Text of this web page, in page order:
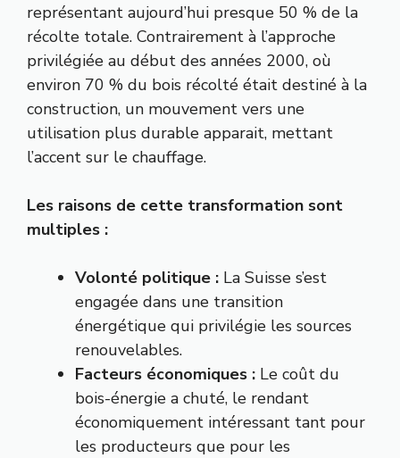
représentant aujourd’hui presque 50 % de la
récolte totale. Contrairement à l’approche
privilégiée au début des années 2000, où
environ 70 % du bois récolté était destiné à la
construction, un mouvement vers une
utilisation plus durable apparait, mettant
l’accent sur le chauffage.
Les raisons de cette transformation sont
multiples :
Volonté politique : La Suisse s’est
engagée dans une transition
énergétique qui privilégie les sources
renouvelables.
Facteurs économiques : Le coût du
bois-énergie a chuté, le rendant
économiquement intéressant tant pour
les producteurs que pour les